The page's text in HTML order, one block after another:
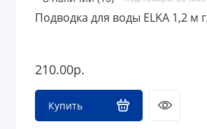
Подводка для воды ELKA 1,2 м
210.00р.
Купить